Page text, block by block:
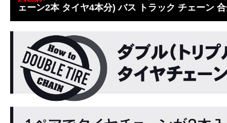
ェーン2本 タイヤ4本分) バス トラック チェーン